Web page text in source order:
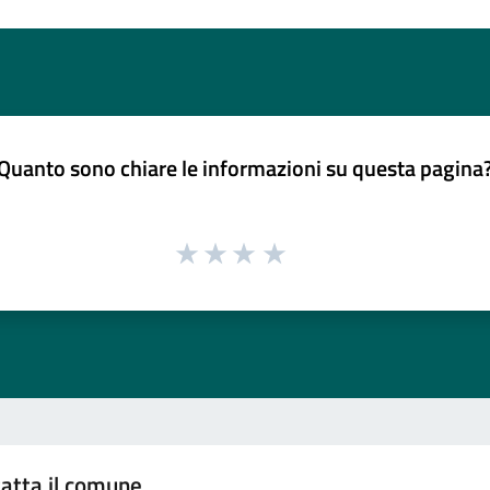
sono chiare le informazioni su questa